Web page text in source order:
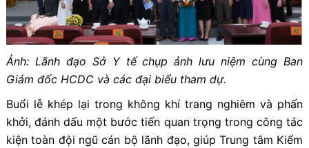
Ảnh: Lãnh đạo Sở Y tế chụp ảnh lưu niệm cùng Ban
Giám đốc HCDC và các đại biểu tham dự.
Buổi lễ khép lại trong không khí trang nghiêm và phấn
khởi, đánh dấu một bước tiến quan trọng trong công tác
kiện toàn đội ngũ cán bộ lãnh đạo, giúp Trung tâm Kiểm